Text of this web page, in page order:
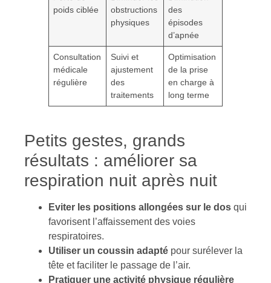
poids ciblée
obstructions
physiques
des
épisodes
d’apnée
Consultation
médicale
régulière
Suivi et
ajustement
des
traitements
Optimisation
de la prise
en charge à
long terme
Petits gestes, grands
résultats : améliorer sa
respiration nuit après nuit
Eviter les positions allongées sur le dos qui
favorisent l’affaissement des voies
respiratoires.
Utiliser un coussin adapté pour surélever la
tête et faciliter le passage de l’air.
Pratiquer une activité physique régulière